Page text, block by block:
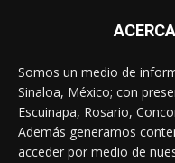
Somos un medio de
Sinaloa, México; con
Escuinapa, Rosario,
Además generamos
acceder por medio de